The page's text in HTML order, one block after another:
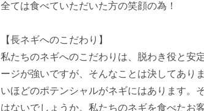
全ては食べていただいた方の笑顔の為！
【長ネギへのこだわり】
私たちのネギへのこだわりは、脱わき役と安
ージが強いですが、そんなことは決してあり
いほどのポテンシャルがネギにはあります。
はないでしょうか。私たちのネギを食べたお